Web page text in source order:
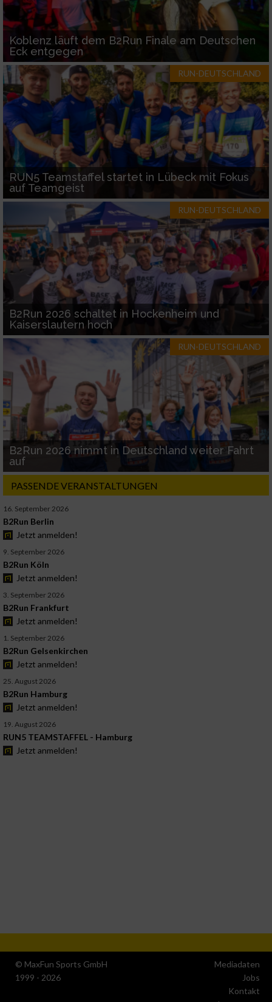
Koblenz läuft dem B2Run Finale am Deutschen
Eck entgegen
RUN-DEUTSCHLAND
RUN5 Teamstaffel startet in Lübeck mit Fokus
auf Teamgeist
RUN-DEUTSCHLAND
B2Run 2026 schaltet in Hockenheim und
Kaiserslautern hoch
RUN-DEUTSCHLAND
B2Run 2026 nimmt in Deutschland weiter Fahrt
auf
PASSENDE VERANSTALTUNGEN
16. September 2026
B2Run Berlin
Jetzt anmelden!
9. September 2026
B2Run Köln
Jetzt anmelden!
3. September 2026
B2Run Frankfurt
Jetzt anmelden!
1. September 2026
B2Run Gelsenkirchen
Jetzt anmelden!
25. August 2026
B2Run Hamburg
Jetzt anmelden!
19. August 2026
RUN5 TEAMSTAFFEL - Hamburg
Jetzt anmelden!
© MaxFun Sports GmbH
1999 - 2026
Mediadaten
Jobs
Kontakt